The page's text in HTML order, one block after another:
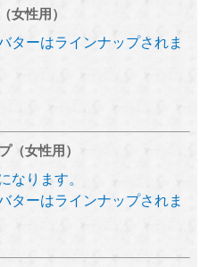
女性用）
ターはラインナップされま
（女性用）
なります。
ターはラインナップされま